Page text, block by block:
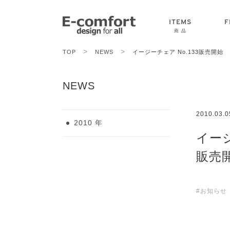
ITEMS
商 品
TOP > NEWS > イージーチェア No.133販売開始
NEWS
2010 年
イー
販売
#お知らせ